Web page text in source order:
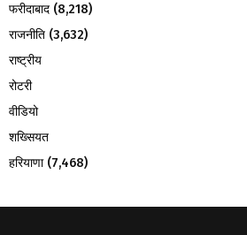
फरीदाबाद (8,218)
राजनीति (3,632)
राष्ट्रीय
रोटरी
वीडियो
शख्सियत
हरियाणा(7,468)